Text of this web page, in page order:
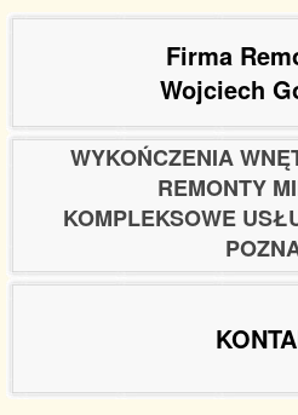
Firma
Wojciech
WYKOŃCZENIA
REMONTY
KOMPLEKSOWE